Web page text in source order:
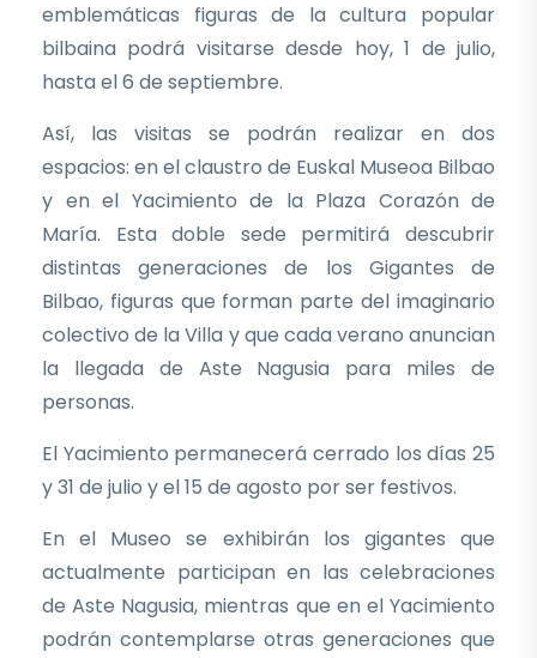
emblemáticas figuras de la cultura popular
bilbaina podrá visitarse desde hoy, 1 de julio,
hasta el 6 de septiembre.
Así, las visitas se podrán realizar en dos
espacios: en el claustro de Euskal Museoa Bilbao
y en el Yacimiento de la Plaza Corazón de
María. Esta doble sede permitirá descubrir
distintas generaciones de los Gigantes de
Bilbao, figuras que forman parte del imaginario
colectivo de la Villa y que cada verano anuncian
la llegada de Aste Nagusia para miles de
personas.
El Yacimiento permanecerá cerrado los días 25
y 31 de julio y el 15 de agosto por ser festivos.
En el Museo se exhibirán los gigantes que
actualmente participan en las celebraciones
de Aste Nagusia, mientras que en el Yacimiento
podrán contemplarse otras generaciones que